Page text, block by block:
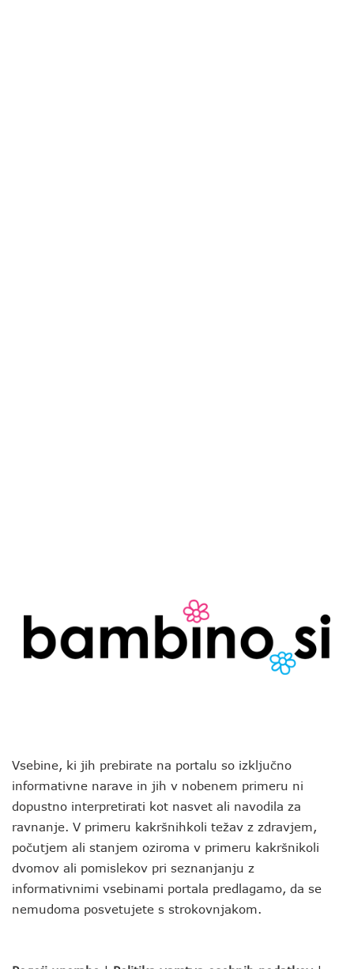
Vsebine, ki jih prebirate na portalu so izključno
informativne narave in jih v nobenem primeru ni
dopustno interpretirati kot nasvet ali navodila za
ravnanje. V primeru kakršnihkoli težav z zdravjem,
počutjem ali stanjem oziroma v primeru kakršnikoli
dvomov ali pomislekov pri seznanjanju z
informativnimi vsebinami portala predlagamo, da se
nemudoma posvetujete s strokovnjakom.